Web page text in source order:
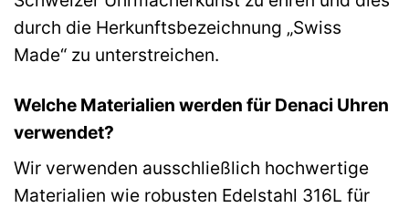
durch die Herkunftsbezeichnung „Swiss
Made“ zu unterstreichen.
Welche Materialien werden für Denaci Uhren
verwendet?
Wir verwenden ausschließlich hochwertige
Materialien wie robusten Edelstahl 316L für